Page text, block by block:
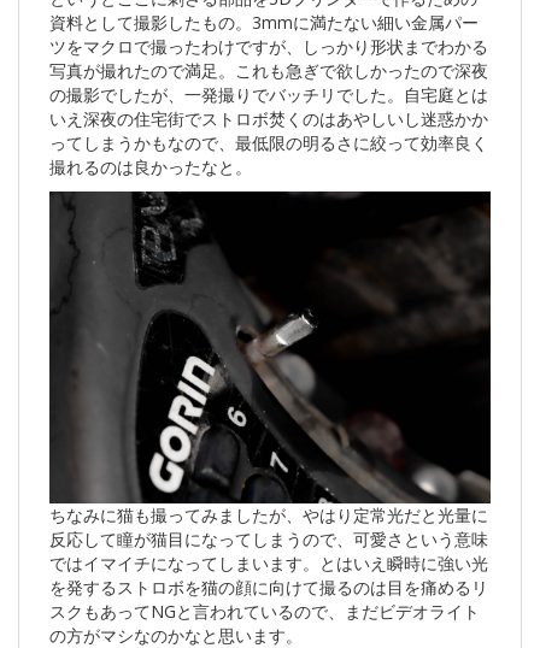
資料として撮影したもの。3mmに満たない細い金属パー
ツをマクロで撮ったわけですが、しっかり形状までわかる
写真が撮れたので満足。これも急ぎで欲しかったので深夜
の撮影でしたが、一発撮りでバッチリでした。自宅庭とは
いえ深夜の住宅街でストロボ焚くのはあやしいし迷惑かか
ってしまうかもなので、最低限の明るさに絞って効率良く
撮れるのは良かったなと。
ちなみに猫も撮ってみましたが、やはり定常光だと光量に
反応して瞳が猫目になってしまうので、可愛さという意味
ではイマイチになってしまいます。とはいえ瞬時に強い光
を発するストロボを猫の顔に向けて撮るのは目を痛めるリ
スクもあってNGと言われているので、まだビデオライト
の方がマシなのかなと思います。